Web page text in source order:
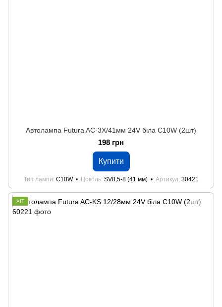
Автолампа Futura AC-3Х/41мм 24V біла C10W (2шт)
198 грн
Купити
Тип лампи C10W Цоколь SV8,5-8 (41 мм) Артикул 30421
ХІТ